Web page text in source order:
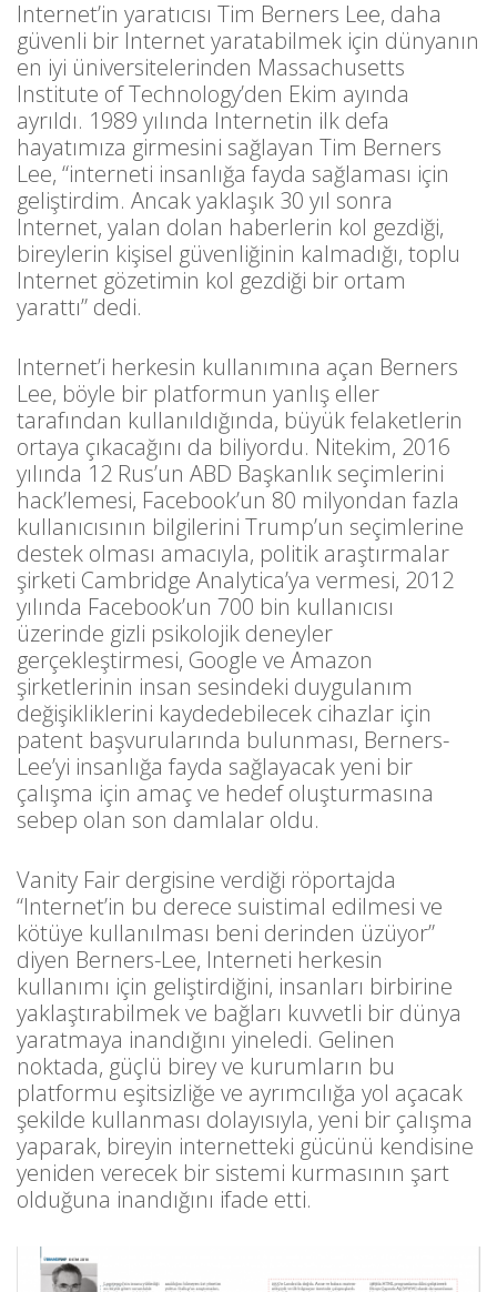
Internet’in yaratıcısı Tim Berners Lee, daha
güvenli bir Internet yaratabilmek için dünyanın
en iyi üniversitelerinden Massachusetts
Institute of Technology’den Ekim ayında
ayrıldı. 1989 yılında Internetin ilk defa
hayatımıza girmesini sağlayan Tim Berners
Lee, “interneti insanlığa fayda sağlaması için
geliştirdim. Ancak yaklaşık 30 yıl sonra
Internet, yalan dolan haberlerin kol gezdiği,
bireylerin kişisel güvenliğinin kalmadığı, toplu
Internet gözetimin kol gezdiği bir ortam
yarattı” dedi.
Internet’i herkesin kullanımına açan Berners
Lee, böyle bir platformun yanlış eller
tarafından kullanıldığında, büyük felaketlerin
ortaya çıkacağını da biliyordu. Nitekim, 2016
yılında 12 Rus’un ABD Başkanlık seçimlerini
hack’lemesi, Facebook’un 80 milyondan fazla
kullanıcısının bilgilerini Trump’un seçimlerine
destek olması amacıyla, politik araştırmalar
şirketi Cambridge Analytica’ya vermesi, 2012
yılında Facebook’un 700 bin kullanıcısı
üzerinde gizli psikolojik deneyler
gerçekleştirmesi, Google ve Amazon
şirketlerinin insan sesindeki duygulanım
değişikliklerini kaydedebilecek cihazlar için
patent başvurularında bulunması, Berners-
Lee’yi insanlığa fayda sağlayacak yeni bir
çalışma için amaç ve hedef oluşturmasına
sebep olan son damlalar oldu.
Vanity Fair dergisine verdiği röportajda
“Internet’in bu derece suistimal edilmesi ve
kötüye kullanılması beni derinden üzüyor”
diyen Berners-Lee, Interneti herkesin
kullanımı için geliştirdiğini, insanları birbirine
yaklaştırabilmek ve bağları kuvvetli bir dünya
yaratmaya inandığını yineledi. Gelinen
noktada, güçlü birey ve kurumların bu
platformu eşitsizliğe ve ayrımcılığa yol açacak
şekilde kullanması dolayısıyla, yeni bir çalışma
yaparak, bireyin internetteki gücünü kendisine
yeniden verecek bir sistemi kurmasının şart
olduğuna inandığını ifade etti.